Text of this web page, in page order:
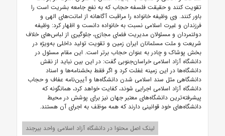
تقویت کنند و حقیقت فلسفه حجاب که به نفع جامعه بشریت است را
باور کنند. وی وظیفه خانواده را مراقبت آگاهانه از امانت‌های الهی و
فرزندان و غیرت اسلامی نسبت به خانواده دانست و اظهار کرد: وظیفه
دولتمردان و مسئولان مدیریت فضای مجازی، جلوگیری از لباس‌های خلاف
شریعت و ملت مسلمانان ایران زمین و تقویت تولید داخلی به‌ویژه در
بخش پوشاک و چادر به عنوان حجاب برتر است. این مقام مسئول در
دانشگاه آزاد اسلامی خراسان‌جنوبی گفت: در این بین نباید از نقش
دانشگاه‌ها در این زمینه غفلت کرد و اگر فقط بخشنامه‌ها و اسناد
دانشگاهی مثل سند اسلامی شدن دانشگاه‌ها و آیین‌نامه عفاف و حجاب
دانشگاه آزاد اسلامی اجرایی شوند، کفایت خواهد کرد، همانگونه که
پیشرفته‌ترین دانشگاه‌های معتبر جهان نیز برای پوشش در محیط
دانشگاه‌های خود قوانینی دارند که همه موظف به اجرای آن هستند.
لینک اصل محتوا در دانشگاه آزاد اسلامی واحد بیرجند